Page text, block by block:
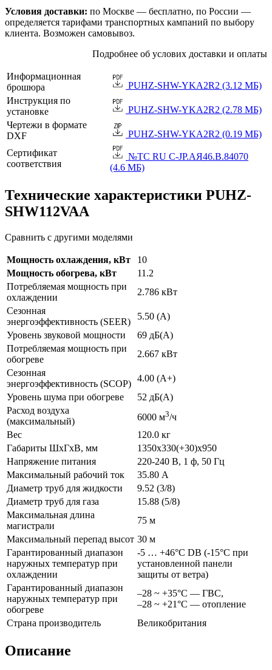
Условия доставки: по Москве — бесплатно, по России —
определяется тарифами транспортных кампаний по выбору
клиента. Возможен самовывоз.
Подробнее об услових доставки и оплаты
Информационная
брошюра
PUHZ-SHW-YKA2R2 (3.12 МБ)
Инструкция по
установке
PUHZ-SHW-YKA2R2 (2.78 МБ)
Чертежи в формате
DXF
PUHZ-SHW-YKA2R2 (0.19 МБ)
Сертификат
соответствия
№TC RU C-JP.АЯ46.B.84070
(4.6 МБ)
Технические характеристики PUHZ-
SHW112VAA
Сравнить с другими моделями
Мощность охлаждения, кВт
10
Мощность обогрева, кВт
11.2
Потребляемая мощность при
охлаждении
2.786 кВт
Сезонная
энергоэффективность (SEER)
5.50 (A)
Уровень звуковой мощности
69 дБ(А)
Потребляемая мощность при
обогреве
2.667 кВт
Сезонная
энергоэффективность (SCOP)
4.00 (A+)
Уровень шума при обогреве
52 дБ(А)
Расход воздуха
(максимальный)
6000 м3/ч
Вес
120.0 кг
Габариты ШхГхВ, мм
1350x330(+30)x950
Напряжение питания
220-240 В, 1 ф, 50 Гц
Максимальный рабочий ток
35.80 А
Диаметр труб для жидкости
9.52 (3/8)
Диаметр труб для газа
15.88 (5/8)
Максимальная длина
магистрали
75 м
Максимальный перепад высот 30 м
Гарантированный диапазон
наружных температур при
охлаждении
-5 … +46°C DB (-15°C при
установленной панели
защиты от ветра)
Гарантированный диапазон
наружных температур при
обогреве
–28 ~ +35°C — ГВС,
–28 ~ +21°C — отопление
Страна производитель
Великобритания
Описание